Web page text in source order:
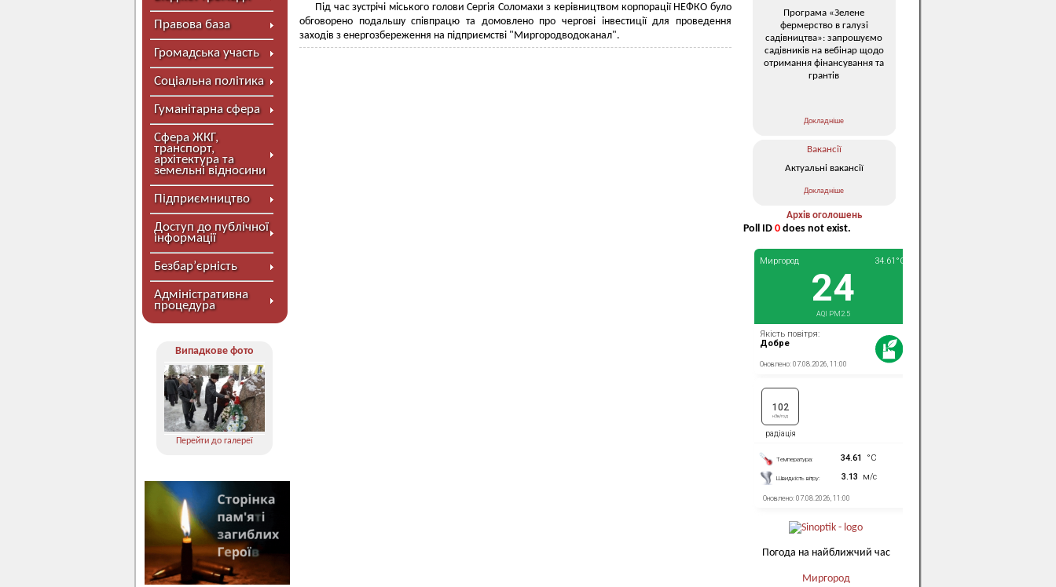
Правова база
Громадська участь
Соціальна політика
Гуманітарна сфера
Сфера ЖКГ,
транспорт,
архітектура та
земельні відносини
Підприємництво
Доступ до публічної
інформації
Безбар’єрність
Адміністративна
процедура
Випадкове фото
Перейти до галереї
Під час зустрічі міського голови Сергія Соломахи з керівництвом корпорації НЕФКО було
обговорено подальшу співпрацю та домовлено про чергові інвестиції для проведення
заходів з енергозбереження на підприємстві "Миргородводоканал".
Програма «Зелене
фермерство в галузі
садівництва»: запрошуємо
садівників на вебінар щодо
отримання фінансування та
грантів
Докладніше
Вакансії
Актуальні вакансії
Докладніше
Архів оголошень
Poll ID 0 does not exist.
Погода на найближчий час
Миргород